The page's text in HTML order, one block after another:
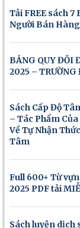
Tải FREE sách
Người Bán Hàng
BẢNG QUY ĐỔI
2025 – TRƯỜNG
Sách Cấp Độ
– Tác Phẩm
Về Tự Nhận
Tâm
Full 600+ Từ
2025 PDF tải
Sách luyện